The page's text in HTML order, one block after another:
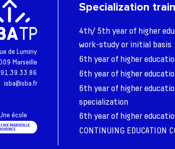
de Luminy
Marseille
isba@isba.fr
école
Specialization
4th/ 5th year of higher
work-study or initial basis
6th year of higher
6th year of higher
6th year of higher
specialization
6th year of higher
CONTINUING EDUCATION